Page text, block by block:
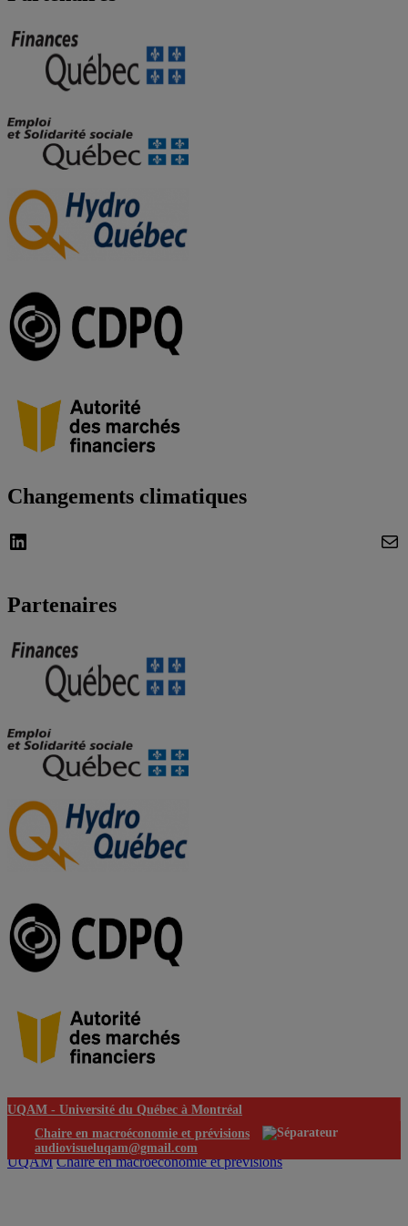
Changements climatiques
LinkedIn
Partenaires
UQAM - Université du Québec à Montréal
Chaire en macroéconomie et prévisions
audiovisueluqam@gmail.com
UQAM Chaire en macroéconomie et prévisions